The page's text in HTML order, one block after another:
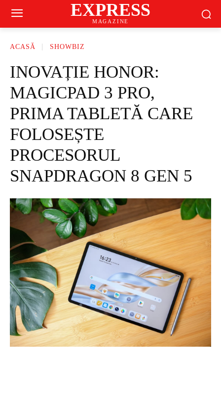
EXPRESS
MAGAZINE
ACASĂ SHOWBIZ
INOVAȚIE HONOR:
MAGICPAD 3 PRO,
PRIMA TABLETĂ CARE
FOLOSEȘTE
PROCESORUL
SNAPDRAGON 8 GEN 5